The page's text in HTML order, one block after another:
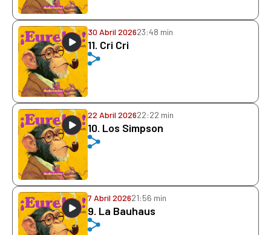
30 Abril 202623:48 min
11. Cri Cri
22 Abril 202622:22 min
10. Los Simpson
7 Abril 202621:56 min
9. La Bauhaus